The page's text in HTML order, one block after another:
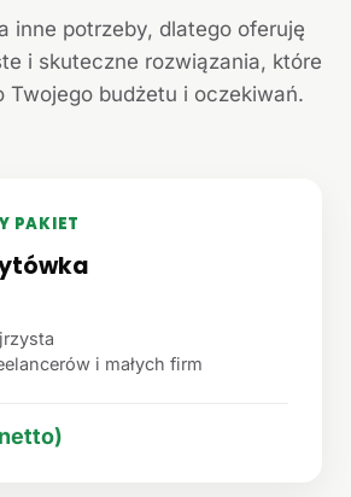
inne potrzeby, dlatego oferuję
i skuteczne rozwiązania, które
Twojego budżetu i oczekiwań.
PAKIET
i małych firm